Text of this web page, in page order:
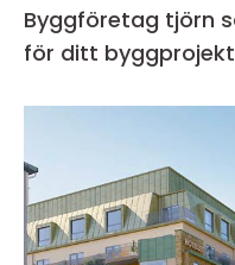
Byggföretag tjörn så väljer du rätt partner
för ditt byggprojekt